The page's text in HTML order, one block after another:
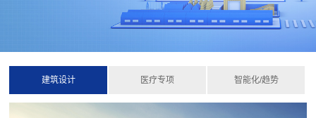
建筑设计 医疗专项 智能化/趋势